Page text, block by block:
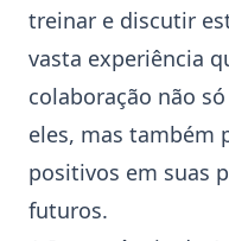
treinar e discutir
vasta experiência
colaboração não
eles, mas também
positivos em suas
futuros.